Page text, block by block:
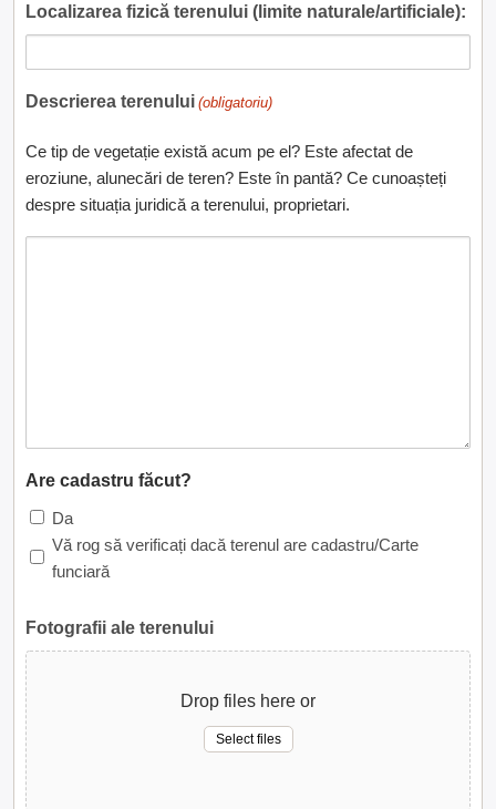
Localizarea fizică terenului (limite naturale/artificiale):
Descrierea terenului (obligatoriu)
Ce tip de vegetație există acum pe el? Este afectat de
eroziune, alunecări de teren? Este în pantă? Ce cunoașteți
despre situația juridică a terenului, proprietari.
Are cadastru făcut?
Da
Vă rog să verificați dacă terenul are cadastru/Carte
funciară
Fotografii ale terenului
Drop files here or
Select files